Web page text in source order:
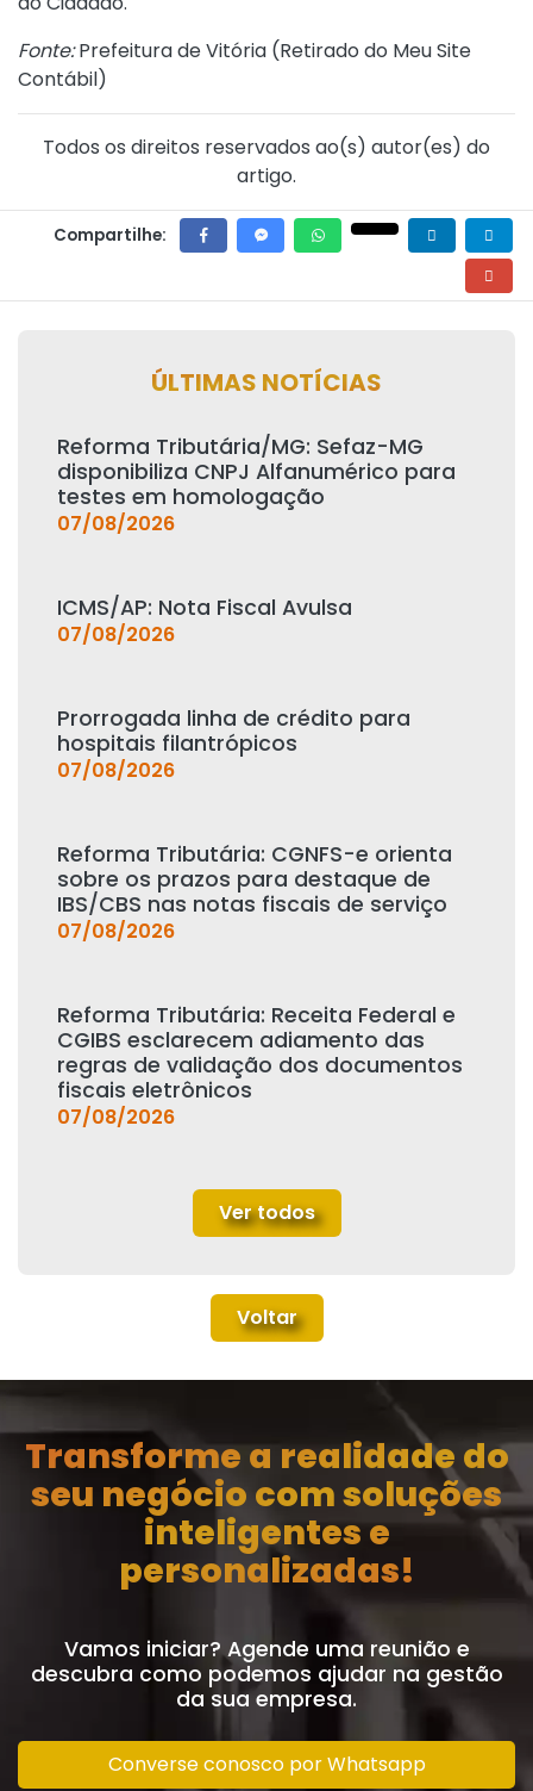
Fonte:Prefeitura de Vitória (Retirado do Meu Site
Contábil)
Todos os direitos reservados ao(s) autor(es) do
artigo.
Compartilhe:
ÚLTIMAS NOTÍCIAS
Reforma Tributária/MG: Sefaz-MG
disponibiliza CNPJ Alfanumérico para
testes em homologação
07/08/2026
ICMS/AP: Nota Fiscal Avulsa
07/08/2026
Prorrogada linha de crédito para
hospitais filantrópicos
07/08/2026
Reforma Tributária: CGNFS-e orienta
sobre os prazos para destaque de
IBS/CBS nas notas fiscais de serviço
07/08/2026
Reforma Tributária: Receita Federal e
CGIBS esclarecem adiamento das
regras de validação dos documentos
fiscais eletrônicos
07/08/2026
Ver todos
Voltar
Transforme a realidade do
seu negócio com soluções
inteligentes e
personalizadas!
Vamos iniciar? Agende uma reunião e
descubra como podemos ajudar na gestão
da sua empresa.
Converse conosco por Whatsapp